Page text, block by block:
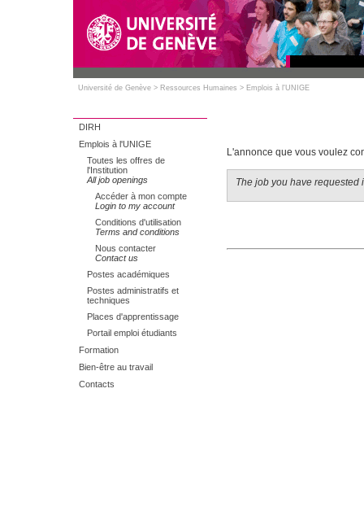
Université de Genève > Ressources Humaines > Emplois à l'UNIGE
DIRH
Emplois à l'UNIGE
Toutes les offres de
l'Institution
All job openings
Accéder à mon compte
Login to my account
Conditions d'utilisation
Terms and conditions
Nous contacter
Contact us
Postes académiques
Postes administratifs et
techniques
Places d'apprentissage
Portail emploi étudiants
Formation
Bien-être au travail
Contacts
L'annonce que vous voulez
The job you have requested